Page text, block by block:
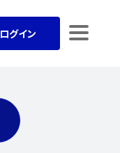
ログイン